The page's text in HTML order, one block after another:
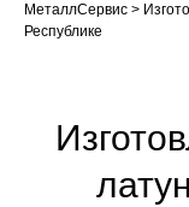
МеталлСервис >
Республике